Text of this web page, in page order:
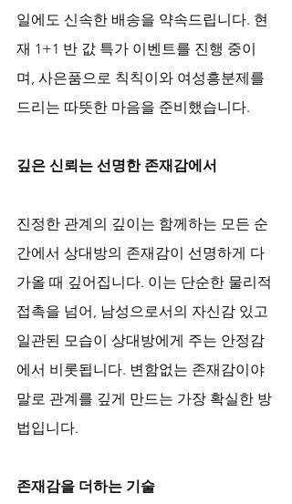
일에도 신속한 배송을 약속드립니다. 현
재 1+1 반 값 특가 이벤트를 진행 중이
며, 사은품으로 칙칙이와 여성흥분제를
드리는 따뜻한 마음을 준비했습니다.
깊은 신뢰는 선명한 존재감에서
진정한 관계의 깊이는 함께하는 모든 순
간에서 상대방의 존재감이 선명하게 다
가올 때 깊어집니다. 이는 단순한 물리적
접촉을 넘어, 남성으로서의 자신감 있고
일관된 모습이 상대방에게 주는 안정감
에서 비롯됩니다. 변함없는 존재감이야
말로 관계를 깊게 만드는 가장 확실한 방
법입니다.
존재감을 더하는 기술